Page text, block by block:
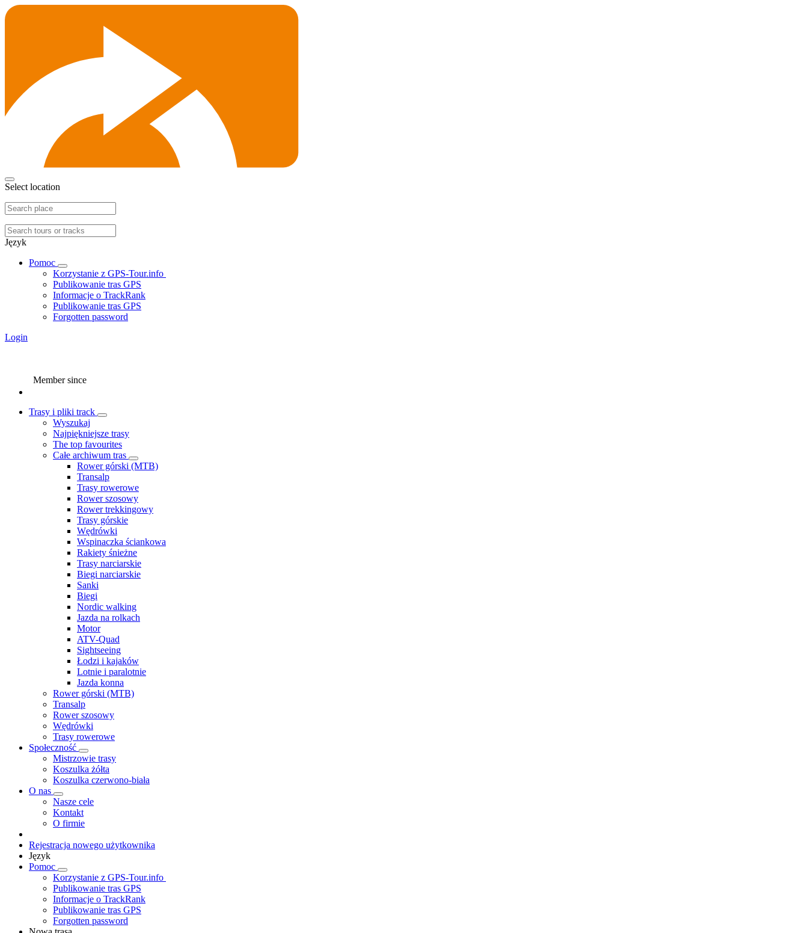
Select location
Język
Pomoc
Korzystanie z GPS-Tour.info
Publikowanie tras GPS
Informacje o TrackRank
Publikowanie tras GPS
Forgotten password
Login
Member since
Trasy i pliki track
Wyszukaj
Najpiękniejsze trasy
The top favourites
Całe archiwum tras
Rower górski (MTB)
Transalp
Trasy rowerowe
Rower szosowy
Rower trekkingowy
Trasy górskie
Wędrówki
Wspinaczka ściankowa
Rakiety śnieżne
Trasy narciarskie
Biegi narciarskie
Sanki
Biegi
Nordic walking
Jazda na rolkach
Motor
ATV-Quad
Sightseeing
Łodzi i kajaków
Lotnie i paralotnie
Jazda konna
Rower górski (MTB)
Transalp
Rower szosowy
Wędrówki
Trasy rowerowe
Społeczność
Mistrzowie trasy
Koszulka żółta
Koszulka czerwono-biała
O nas
Nasze cele
Kontakt
O firmie
Rejestracja nowego użytkownika
Język
Pomoc
Korzystanie z GPS-Tour.info
Publikowanie tras GPS
Informacje o TrackRank
Publikowanie tras GPS
Forgotten password